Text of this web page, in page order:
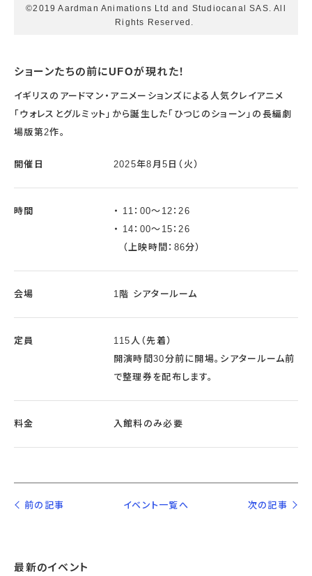
©2019 Aardman Animations Ltd and Studiocanal SAS. All
Rights Reserved.
ショーンたちの前にUFOが現れた！
イギリスのアードマン・アニメーションズによる人気クレイアニメ
「ウォレスとグルミット」から誕生した「ひつじのショーン」の長編劇
場版第2作。
開催日 2025年8月5日（火）
時間
11：00～12：26
14：00～15：26
（上映時間：86分）
会場 1階 シアタールーム
定員
115人（先着）
開演時間30分前に開場。シアタールーム前
で整理券を配布します。
料金 入館料のみ必要
前の記事 イベント一覧へ 次の記事
最新のイベント